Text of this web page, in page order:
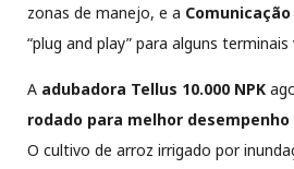
zonas de manejo, e a Comunicação
“plug and play” para alguns terminais
A adubadora Tellus 10.000 NPK
rodado para melhor
O cultivo de arroz irrigado por